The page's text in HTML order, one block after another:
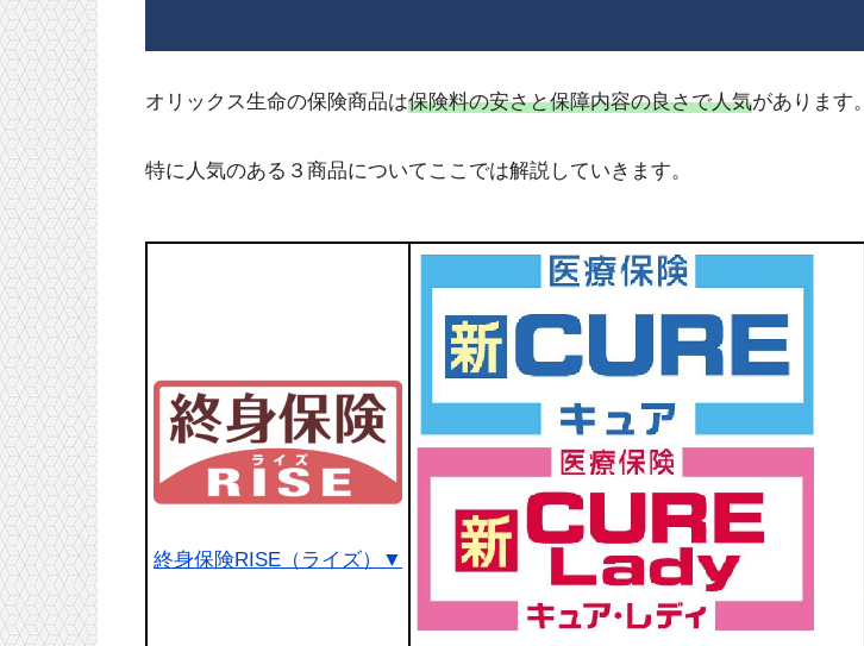
オリックス生命の保険商品は保険料の安さと保障内容の良さで人気があります。
特に人気のある３商品についてここでは解説していきます。
終身保険RISE（ライズ）▼